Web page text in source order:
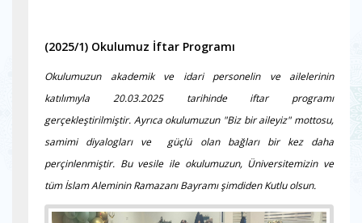
(2025/1) Okulumuz İftar Programı
Okulumuzun akademik ve idari personelin ve ailelerinin
katılımıyla 20.03.2025 tarihinde iftar programı
gerçekleştirilmiştir. Ayrıca okulumuzun "Biz bir aileyiz" mottosu,
samimi diyalogları ve güçlü olan bağları bir kez daha
perçinlenmiştir. Bu vesile ile okulumuzun, Üniversitemizin ve
tüm İslam Aleminin Ramazanı Bayramı şimdiden Kutlu olsun.